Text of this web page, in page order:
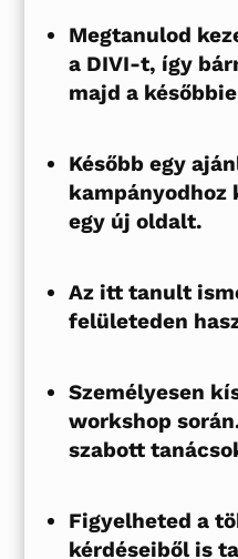
Megtanulod
a DIVI-t, így
majd a
Később egy
kampányodhoz
egy új oldalt.
Az itt tanult
felületeden
Személyesen
workshop
szabott
Figyelheted a
kérdéseiből is